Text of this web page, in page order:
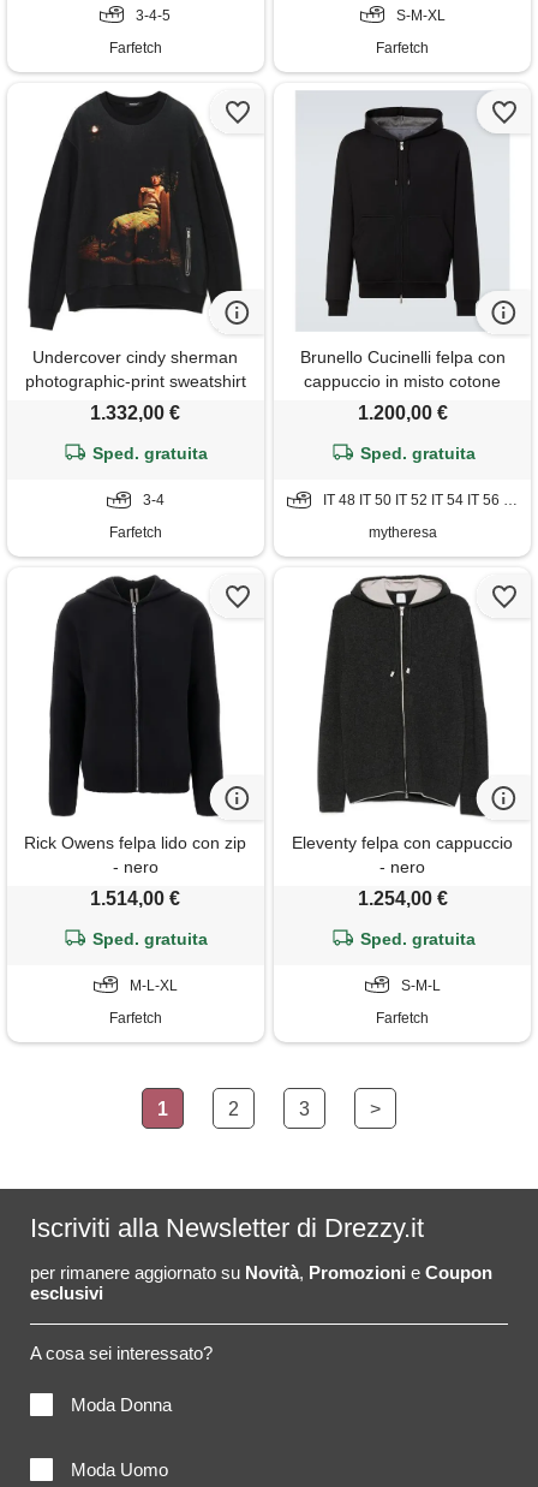
3-4-5
Farfetch
S-M-XL
Farfetch
Undercover cindy sherman
photographic-print sweatshirt
- grigio
1.332,00 €
Sped. gratuita
3-4
Farfetch
Brunello Cucinelli felpa con
cappuccio in misto cotone
1.200,00 €
Sped. gratuita
IT 48 IT 50 IT 52 IT 54 IT 56 IT 58
mytheresa
Rick Owens felpa lido con zip
- nero
1.514,00 €
Sped. gratuita
M-L-XL
Farfetch
Eleventy felpa con cappuccio
- nero
1.254,00 €
Sped. gratuita
S-M-L
Farfetch
1 2 3 >
Iscriviti alla Newsletter di Drezzy.it
per rimanere aggiornato su Novità, Promozioni e Coupon
esclusivi
A cosa sei interessato?
Moda Donna
Moda Uomo